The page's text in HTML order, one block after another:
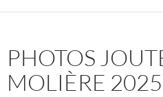
PHOTOS
MOLIÈRE 2025